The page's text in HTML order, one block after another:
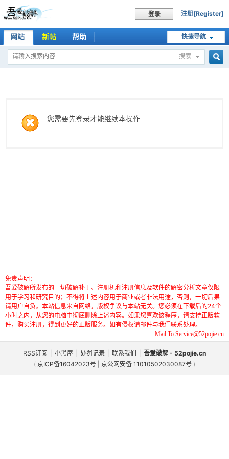
登录 注册[Register]
快捷导航
网站 新帖 帮助
搜索
您需要先登录才能继续本操作
免责声明：
吾爱破解所发布的一切破解补丁、注册机和注册信息及软件的解密分析文章仅限
用于学习和研究目的；不得将上述内容用于商业或者非法用途，否则，一切后果
请用户自负。本站信息来自网络，版权争议与本站无关。您必须在下载后的24个
小时之内，从您的电脑中彻底删除上述内容。如果您喜欢该程序，请支持正版软
件，购买注册，得到更好的正版服务。如有侵权请邮件与我们联系处理。
Mail To:Service@52pojie.cn
RSS订阅 小黑屋 处罚记录 联系我们
吾爱破解 - 52pojie.cn
( 京ICP备16042023号 | 京公网安备 11010502030087号 )